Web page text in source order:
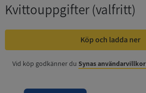
Kvittouppgifter(valfritt)
Köp och ladda ner
Vid köp godkänner du Synas användarvillkor